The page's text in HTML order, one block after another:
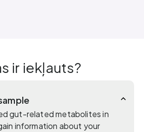
ir iekļauts?
gut-related metabolites in
information about your